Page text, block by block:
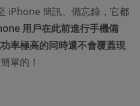
iPhone 簡訊、備忘錄，它都
用戶在此前進行手機備
率極高的同時還不會覆蓋現
單的！